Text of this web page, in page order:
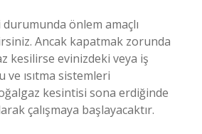
önlem amaçlı
Ancak kapatmak zorunda
kesilirse evinizdeki veya iş
ve ısıtma sistemleri
kesintisi sona erdiğinde
çalışmaya başlayacaktır.